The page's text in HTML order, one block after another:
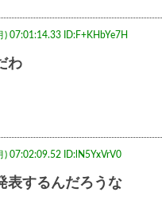
07:01:14.33 ID:F+KHbYe7H
わ
07:02:09.52 ID:lN5YxVrV0
表するんだろうな